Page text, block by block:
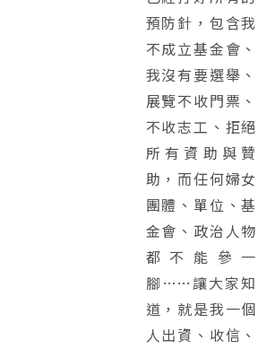
預防針，包含我
不成立基金會、
我沒有要選舉、
展覽不收門票、
不收志工、拒絕
所有資助與贊
助，而任何婦女
團體、單位、基
金會、政治人物
都不能參一
腳……讓大家知
道，就是我一個
人出資、收信、